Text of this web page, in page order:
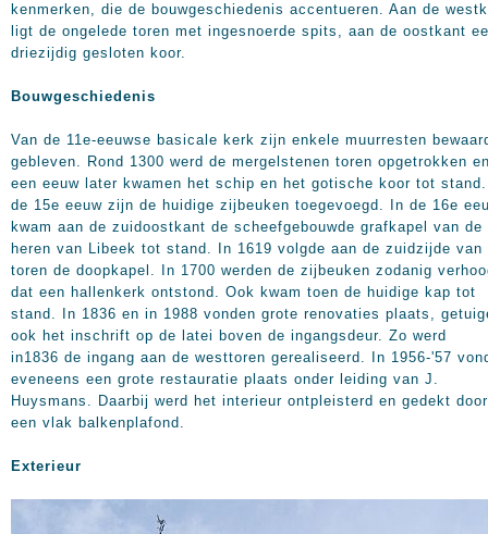
kenmerken, die de bouwgeschiedenis accentueren. Aan de
ligt de ongelede toren met ingesnoerde spits, aan de oostkant
driezijdig gesloten koor.
Bouwgeschiedenis
Van de 11e-eeuwse basicale kerk zijn enkele muurresten
gebleven. Rond 1300 werd de mergelstenen toren opgetrokken
een eeuw later kwamen het schip en het gotische koor tot
de 15e eeuw zijn de huidige zijbeuken toegevoegd. In de 16e
kwam aan de zuidoostkant de scheefgebouwde grafkapel van de
heren van Libeek tot stand. In 1619 volgde aan de zuidzijde van
toren de doopkapel. In 1700 werden de zijbeuken zodanig
dat een hallenkerk ontstond. Ook kwam toen de huidige kap tot
stand. In 1836 en in 1988 vonden grote renovaties plaats,
ook het inschrift op de latei boven de ingangsdeur. Zo werd
in1836 de ingang aan de westtoren gerealiseerd. In 1956-'57
eveneens een grote restauratie plaats onder leiding van J.
Huysmans. Daarbij werd het interieur ontpleisterd en gedekt door
een vlak balkenplafond.
Exterieur